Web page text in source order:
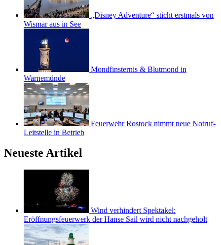
„Disney Adventure“ sticht erstmals von
Wismar aus in See
Mondfinsternis & Blutmond in
Warnemünde
Feuerwehr Rostock nimmt neue Notruf-
Leitstelle in Betrieb
Neueste Artikel
Wind verhindert Spektakel:
Eröffnungsfeuerwerk der Hanse Sail wird nicht nachgeholt